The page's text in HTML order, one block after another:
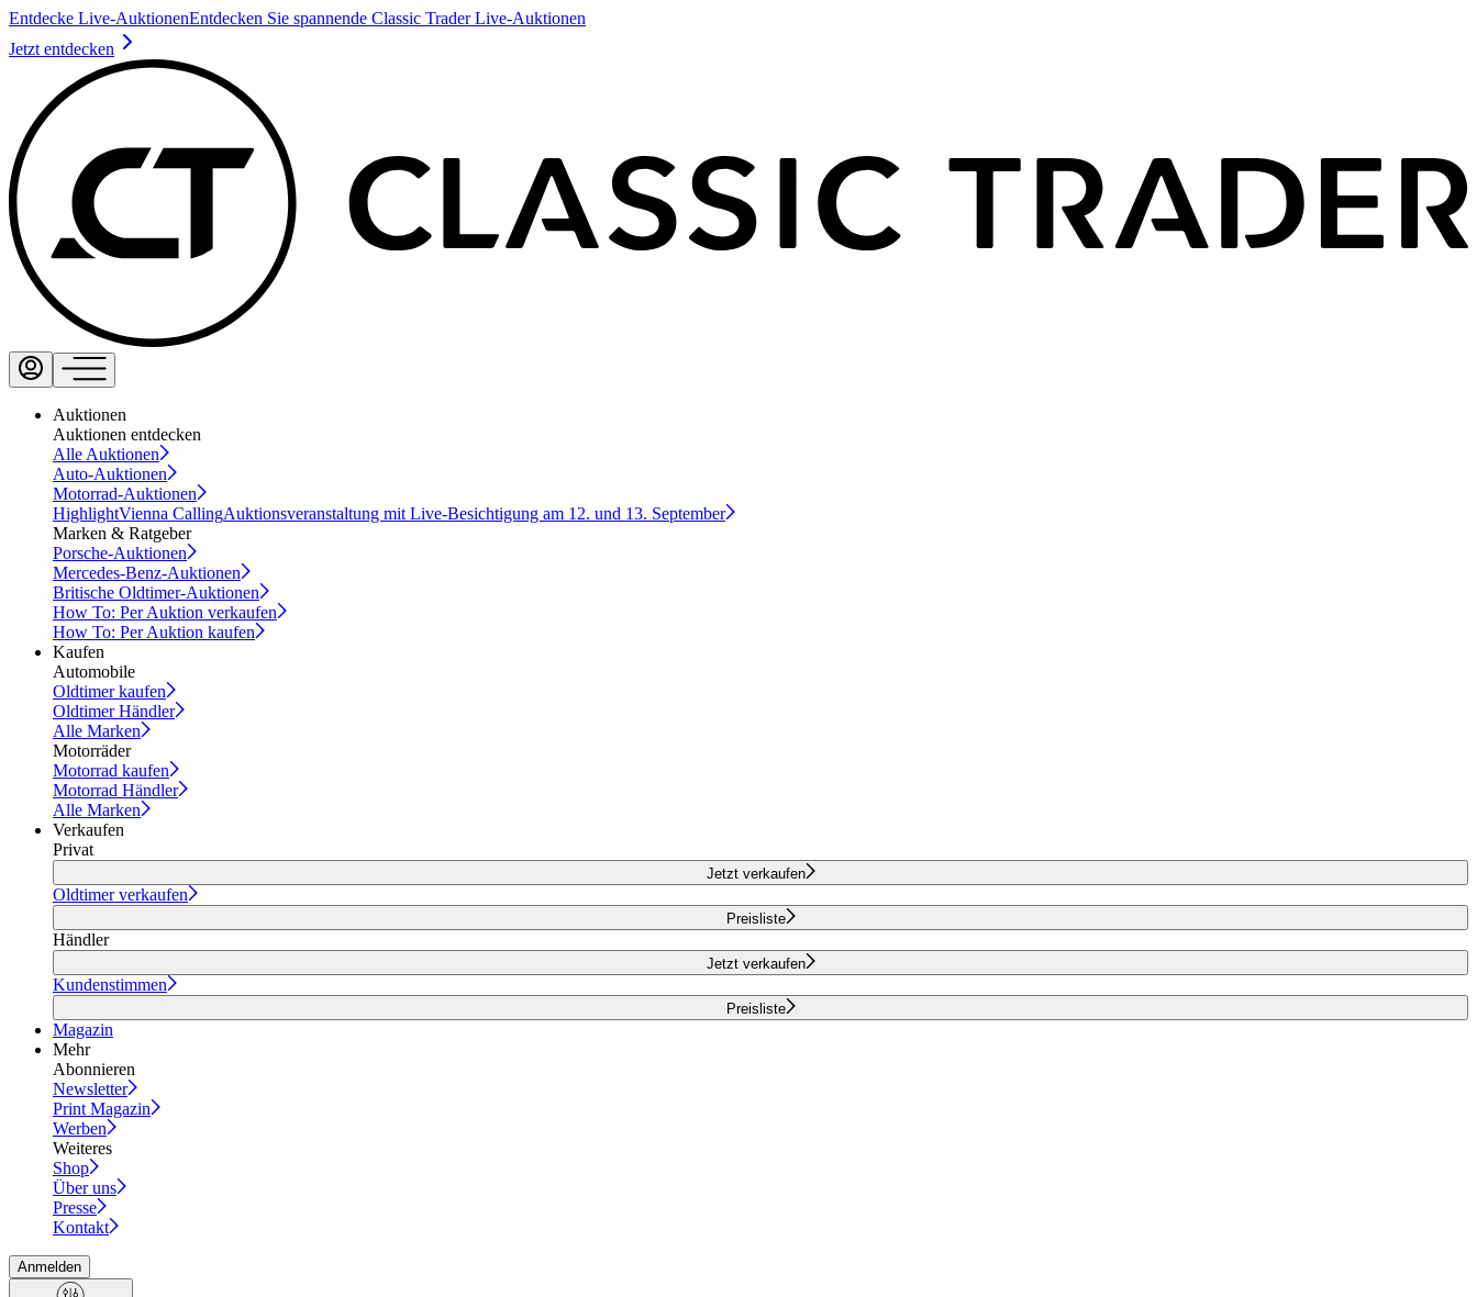
Entdecke Live-AuktionenEntdecken Sie spannende Classic Trader Live-Auktionen
Jetzt entdecken
Auktionen
Auktionen entdecken
Alle Auktionen
Auto-Auktionen
Motorrad-Auktionen
HighlightVienna CallingAuktionsveranstaltung mit Live-Besichtigung am 12. und 13. September
Marken & Ratgeber
Porsche-Auktionen
Mercedes-Benz-Auktionen
Britische Oldtimer-Auktionen
How To: Per Auktion verkaufen
How To: Per Auktion kaufen
Kaufen
Automobile
Oldtimer kaufen
Oldtimer Händler
Alle Marken
Motorräder
Motorrad kaufen
Motorrad Händler
Alle Marken
Verkaufen
Privat
Jetzt verkaufen
Oldtimer verkaufen
Preisliste
Händler
Jetzt verkaufen
Kundenstimmen
Preisliste
Magazin
Mehr
Abonnieren
Newsletter
Print Magazin
Werben
Weiteres
Shop
Über uns
Presse
Kontakt
Anmelden